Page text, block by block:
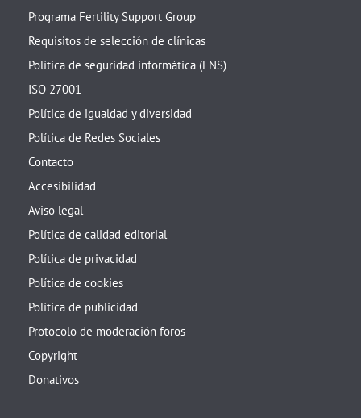
Programa Fertility Support Group
Requisitos de selección de clínicas
Política de seguridad informática (ENS)
ISO 27001
Política de igualdad y diversidad
Política de Redes Sociales
Contacto
Accesibilidad
Aviso legal
Política de calidad editorial
Política de privacidad
Política de cookies
Política de publicidad
Protocolo de moderación foros
Copyright
Donativos